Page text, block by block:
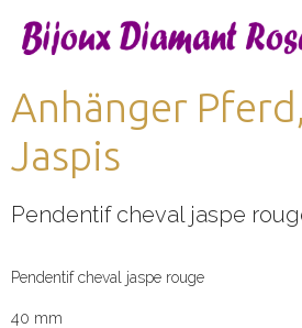
Anhänger
Jaspis
Pendentif cheval jaspe
Pendentif cheval jaspe rouge
40 mm